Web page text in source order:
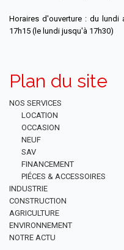
Horaires d'ouverture : du lundi
17h15 (le lundi jusqu'à 17h30)
Plan du site
NOS SERVICES
LOCATION
OCCASION
NEUF
SAV
FINANCEMENT
PIÉCES & ACCESSOIRES
INDUSTRIE
CONSTRUCTION
AGRICULTURE
ENVIRONNEMENT
NOTRE ACTU